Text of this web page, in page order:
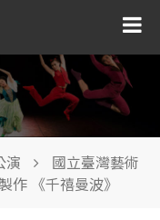
演
國立臺灣藝術
作 《千禧曼波》